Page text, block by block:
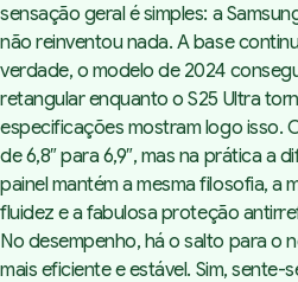
sensação geral é simples: a
não reinventou nada. A base
verdade, o modelo de 2024
retangular enquanto o S25 Ultra
especificações mostram logo isso.
de 6,8″ para 6,9″, mas na prática a
painel mantém a mesma filosofia, a
fluidez e a fabulosa proteção
No desempenho, há o salto para o
mais eficiente e estável. Sim, sente-